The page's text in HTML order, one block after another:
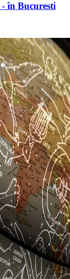
în Bucuresti